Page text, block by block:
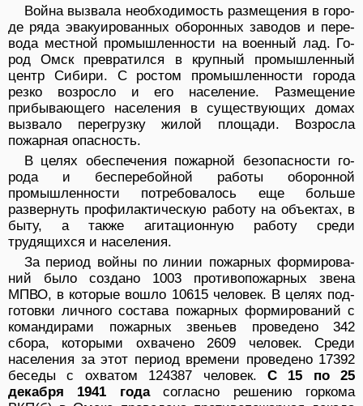
Война вызвала необходимость размещения в горо­
де ряда эвакуированных оборонных заводов и пере­
вода местной промышленности на военный лад. Го­
род Омск превратился в крупный промышленный
центр Сибири. С ростом промышленности города
рез­ко возросло и его население. Размещение
прибываю­щего населения в существующих домах
вызвало пере­грузку жилой площади. Возросла
пожарная опасность.
В целях обеспечения пожарной безопасности го­
рода и бесперебойной работы оборонной
промышлен­ности потребовалось еще больше
развернуть профи­лактическую работу на объектах, в
быту, а также аги­тационную работу среди
трудящихся и населения.
За период войны по линии пожарных формирова­
ний было создано 1003 противопожарных звена
МПВО, в которые вошло 10615 человек. В целях под­
готовки личного состава пожарных формирований с
командирами пожарных звеньев проведено 342
сбора, которыми охвачено 2609 человек. Среди
населения за этот период времени проведено 17392
беседы с ох­ватом 124387 человек. С 15 по 25
декабря 1941 годасогласно решению горкома